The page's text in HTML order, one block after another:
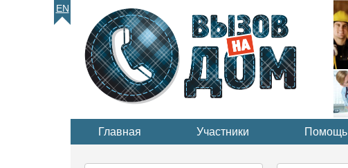
EN
Главная Участники Помощь